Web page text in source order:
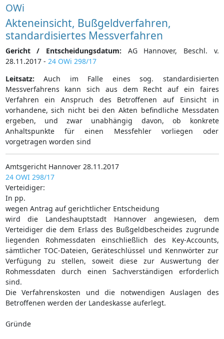
OWi
Akteneinsicht, Bußgeldverfahren,
standardisiertes Messverfahren
Gericht / Entscheidungsdatum: AG Hannover, Beschl. v.
28.11.2017 - 24 OWi 298/17
Leitsatz: Auch im Falle eines sog. standardisierten
Messverfahrens kann sich aus dem Recht auf ein faires
Verfahren ein Anspruch des Betroffenen auf Einsicht in
vorhandene, sich nicht bei den Akten befindliche Messdaten
ergeben, und zwar unabhängig davon, ob konkrete
Anhaltspunkte für einen Messfehler vorliegen oder
vorgetragen worden sind
Amtsgericht Hannover 28.11.2017
24 OWI 298/17
Verteidiger:
In pp.
wegen Antrag auf gerichtlicher Entscheidung
wird die Landeshauptstadt Hannover angewiesen, dem
Verteidiger die dem Erlass des Bußgeldbescheides zugrunde
liegenden Rohmessdaten einschließlich des Key-Accounts,
sämtlicher TOC-Dateien, Geräteschlüssel und Kennwörter zur
Verfügung zu stellen, soweit diese zur Auswertung der
Rohmessdaten durch einen Sachverständigen erforderlich
sind.
Die Verfahrenskosten und die notwendigen Auslagen des
Betroffenen werden der Landeskasse auferlegt.
Gründe